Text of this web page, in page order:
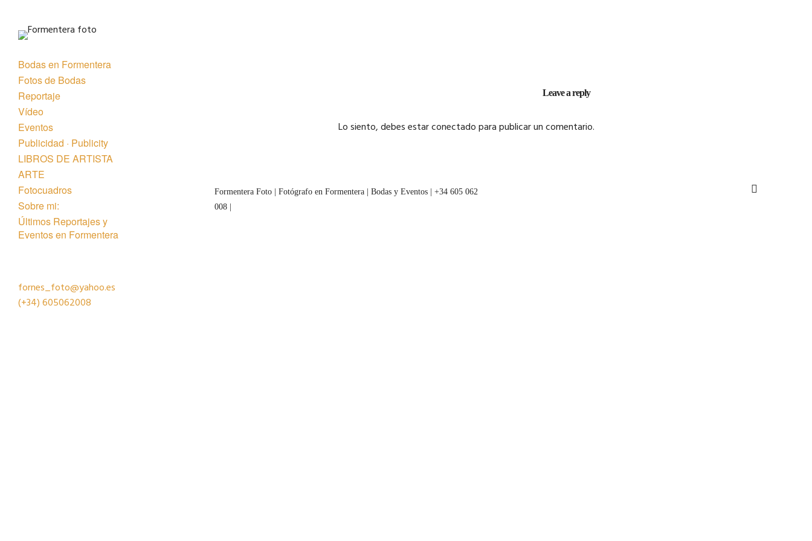
Bodas en Formentera
Fotos de Bodas
Reportaje
Vídeo
Eventos
Publicidad · Publicity
LIBROS DE ARTISTA
ARTE
Fotocuadros
Sobre mi:
Últimos Reportajes y
Eventos en Formentera
fornes_foto@yahoo.es
(+34)605062008
Leave a reply
Lo siento, debes estarconectadopara publicar un comentario.
Formentera Foto | Fotógrafo en Formentera | Bodas y Eventos | +34 605 062
008 |